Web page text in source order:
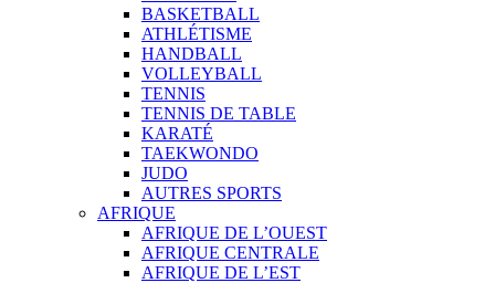
BASKETBALL
ATHLÉTISME
HANDBALL
VOLLEYBALL
TENNIS
TENNIS DE TABLE
KARATÉ
TAEKWONDO
JUDO
AUTRES SPORTS
AFRIQUE
AFRIQUE DE L’OUEST
AFRIQUE CENTRALE
AFRIQUE DE L’EST